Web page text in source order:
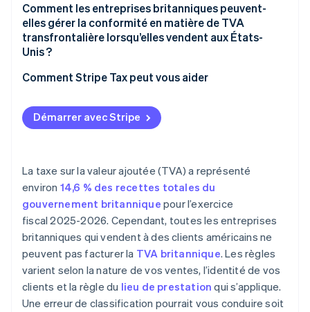
Comment les entreprises britanniques peuvent-
elles gérer la conformité en matière de TVA
transfrontalière lorsqu’elles vendent aux États-
Unis ?
Comment Stripe Tax peut vous aider
Démarrer avec Stripe
La taxe sur la valeur ajoutée (TVA) a représenté
environ 14,6 % des recettes totales du
gouvernement britannique pour l’exercice
fiscal 2025-2026. Cependant, toutes les entreprises
britanniques qui vendent à des clients américains ne
peuvent pas facturer la TVA britannique. Les règles
varient selon la nature de vos ventes, l’identité de vos
clients et la règle du lieu de prestation qui s’applique.
Une erreur de classification pourrait vous conduire soit